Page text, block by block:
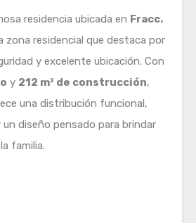
residencia ubicada en Fracc.
zona residencial que destaca por
y excelente ubicación. Con
y 212 m² de construcción,
una distribución funcional,
diseño pensado para brindar
familia.